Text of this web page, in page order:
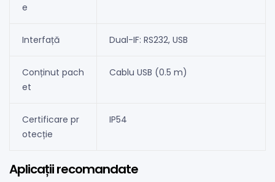
e
Interfață Dual-IF: RS232, USB
Conținut pach
et
Cablu USB (0.5 m)
Certificare pr
otecție
IP54
Aplicații recomandate